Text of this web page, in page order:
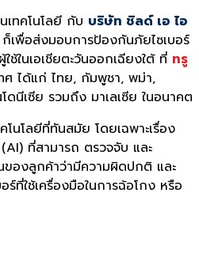
เทคโนโลยี กับ บริษัท ชิลด์ เอ ไอ
เพื่อส่งมอบการป้องกันภัยไซเบอร์
ช้ในเอเชียตะวันออกเฉียงใต้ ที่ ทรู
ศ ได้แก่ ไทย, กัมพูชา, พม่า,
นีเซีย รวมถึง มาเลเซีย ในอนาคต
โนโลยีที่ทันสมัย โดยเฉพาะเรื่อง
ที่สามารถ ตรวจจับ และ
ของลูกค้าว่ามีความผิดปกติ และ
ร์ที่ใช้เครื่องมือในการฉ้อโกง หรือ